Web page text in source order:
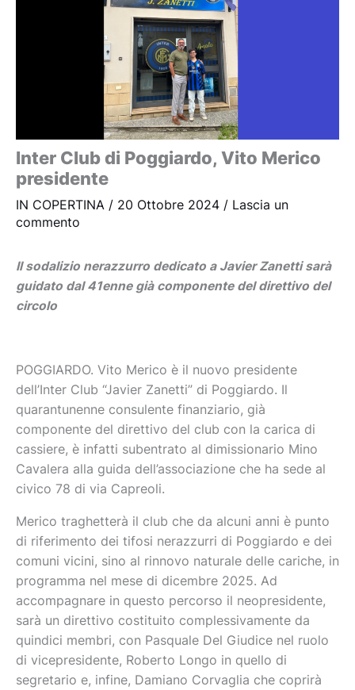
Inter Club di Poggiardo, Vito Merico
presidente
IN COPERTINA / 20 Ottobre 2024 / Lascia un
commento
Il sodalizio nerazzurro dedicato a Javier Zanetti sarà
guidato dal 41enne già componente del direttivo del
circolo
POGGIARDO. Vito Merico è il nuovo presidente
dell’Inter Club “Javier Zanetti” di Poggiardo. Il
quarantunenne consulente finanziario, già
componente del direttivo del club con la carica di
cassiere, è infatti subentrato al dimissionario Mino
Cavalera alla guida dell’associazione che ha sede al
civico 78 di via Capreoli.
Merico traghetterà il club che da alcuni anni è punto
di riferimento dei tifosi nerazzurri di Poggiardo e dei
comuni vicini, sino al rinnovo naturale delle cariche, in
programma nel mese di dicembre 2025. Ad
accompagnare in questo percorso il neopresidente,
sarà un direttivo costituito complessivamente da
quindici membri, con Pasquale Del Giudice nel ruolo
di vicepresidente, Roberto Longo in quello di
segretario e, infine, Damiano Corvaglia che coprirà